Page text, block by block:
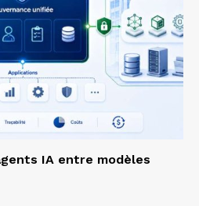
IA entre modèles